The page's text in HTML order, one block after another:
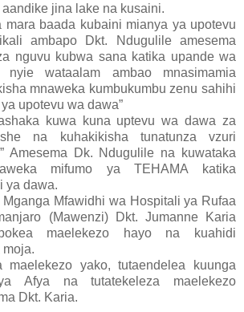
jina lake na kusaini.
mara baada kubaini mianya ya upotevu
ambapo Dkt. Ndugulile amesema
nguvu kubwa sana katika upande wa
wataalam ambao mnasimamia
mnaweka kumbukumbu zenu sahihi
upotevu wa dawa”
kuwa kuna uptevu wa dawa za
na kuhakikisha tunatunza vzuri
Amesema Dk. Ndugulile na kuwataka
mifumo ya TEHAMA katika
ya dawa.
Mfawidhi wa Hospitali ya Rufaa
(Mawenzi) Dkt. Jumanne Karia
maelekezo hayo na kuahidi
moja.
maelekezo yako, tutaendelea kuunga
Afya na tutatekeleza maelekezo
Dkt. Karia.